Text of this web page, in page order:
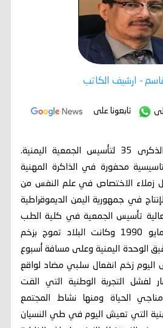
- ارشيف الكاتب
تابعونا على
صادف تاريخ 17 مايو الذكرى 35 لتأسيس الجمعية اليمنية.
محفورة في الذاكرة المهنية
زملاء الاختصاص في علم النفس من
في جمهورية اليمن الديموقراطية
تأسيس الجمعية في كلية الطب
جامعة عدن في 17 مايو 1990 وكانت البلاد تموج بزخم
الوحدة اليمنية وعلى مسافة أسبوع
زخم انفعال سلبي مضاد لواقع
لفشل التجربة الوطنية التي القت
الحياة ومنها نشاط المجتمع
التي تعيش اليوم في طي النسيان